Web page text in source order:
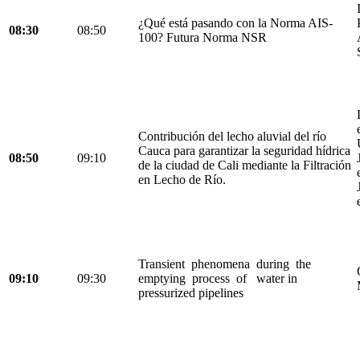
08:30 08:50
¿Qué está pasando con la Norma AIS-
100? Futura Norma NSR
08:50 09:10
Contribución del lecho aluvial del río
Cauca para garantizar la seguridad hídrica
de la ciudad de Cali mediante la Filtración
en Lecho de Río.
09:10 09:30
Transient phenomena during the
emptying process of water in
pressurized pipelines